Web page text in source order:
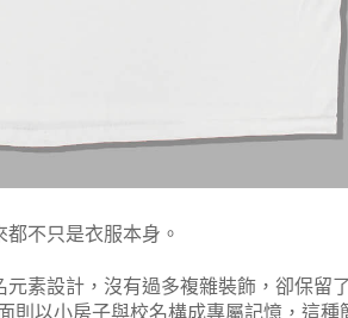
不只是衣服本身。
素設計，沒有過多複雜裝飾，卻保留
以小房子與校名構成專屬記憶，這